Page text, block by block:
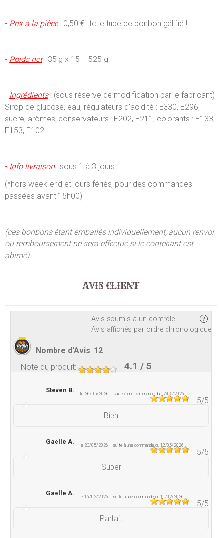
- Prix à la pièce: 0,50 € ttc le tube de bonbon gélifié !
- Poids net: 35 g x 15 = 525 g
- Ingrédients: (sous réserve de modification par le fabricant)
Sirop de glucose, eau, régulateurs d'acidité : E330, E296,
sucre, arômes, conservateurs : E202, E211, colorants : E133,
E153, E102.
- Info livraison: sous 1 à 3 jours.
(*hors week-end et jours fériés, pour des commandes
passées avant 15h00)
(ces bonbons étant emballés individuellement, aucun renvoi
ou remboursement ne sera effectué si le contenant est
abimé).
AVIS CLIENT
Avis soumis à un contrôle
Avis affichés par ordre chronologique
Nombre d'Avis: 12
Note du produit: 4.1 / 5
Steven B. le 26/05/2026 suite à une commande du 17/05/2026
5/5
Bien
Gaelle A. le 23/05/2026 suite à une commande du 18/05/2026
5/5
Super
Gaelle A. le 16/02/2026 suite à une commande du 11/02/2026
5/5
Parfait